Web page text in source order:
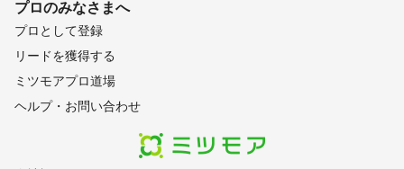
プロのみなさまへ
プロとして登録
リードを獲得する
ミツモアプロ道場
ヘルプ・お問い合わせ